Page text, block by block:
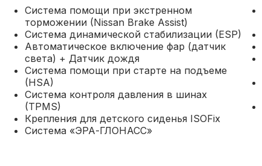
Система помощи при экстренном
торможении (Nissan Brake Assist)
Система динамической стабилизации (ESP)
Автоматическое включение фар (датчик
света) + Датчик дождя
Система помощи при старте на подъеме
(HSA)
Система контроля давления в шинах
(TPMS)
Крепления для детского сиденья ISOFix
Система «ЭРА-ГЛОНАСС»